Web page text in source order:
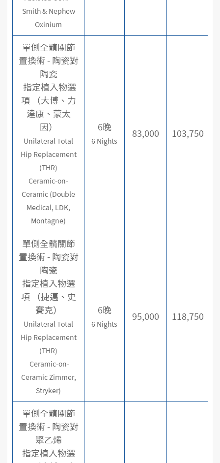
Smith & Nephew
Oxinium
單側全髖關節
置換術 - 陶瓷對
陶瓷
指定植入物選
項 （大博、力
達康、蒙太
因）
Unilateral Total
Hip Replacement
(THR)
Ceramic-on-
Ceramic (Double
Medical, LDK,
Montagne)
6晚
6 Nights
83,000 103,750
單側全髖關節
置換術 - 陶瓷對
陶瓷
指定植入物選
項 （捷邁、史
賽克）
Unilateral Total
Hip Replacement
(THR)
Ceramic-on-
Ceramic Zimmer,
Stryker)
6晚
6 Nights
95,000 118,750
單側全髖關節
置換術 - 陶瓷對
聚乙烯
指定植入物選